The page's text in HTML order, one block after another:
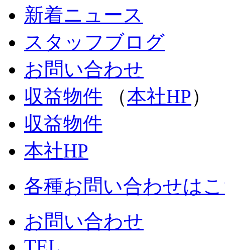
新着ニュース
スタッフブログ
お問い合わせ
収益物件 （本社HP）
収益物件
本社HP
各種お問い合わせは
お問い合わせ